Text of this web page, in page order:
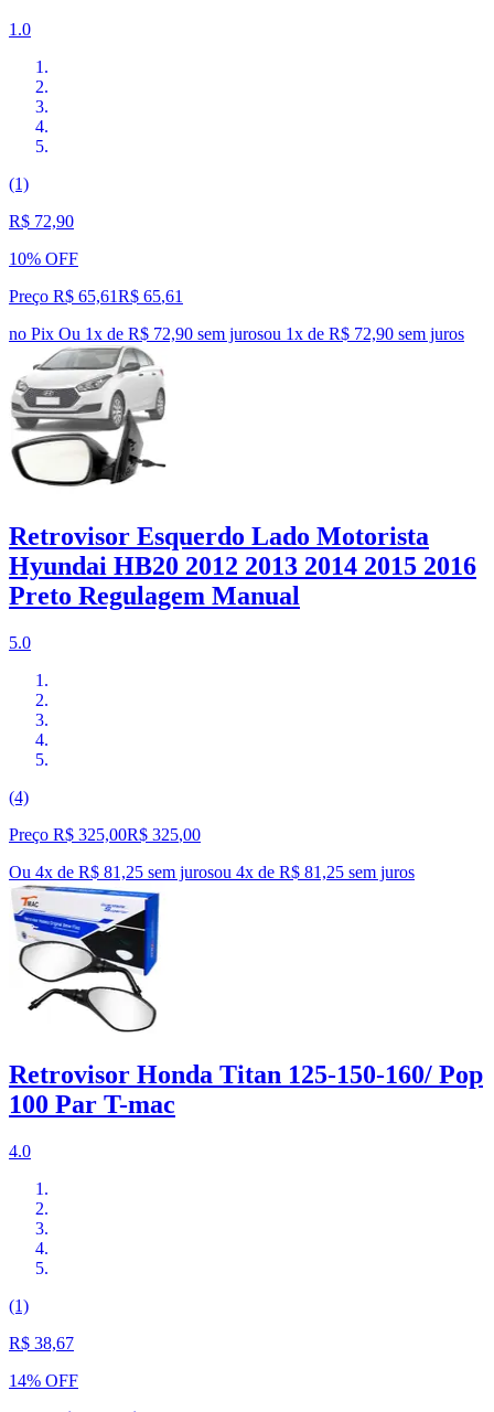
1.0
(1)
R$ 72,90
10% OFF
Preço R$ 65,61R$ 65,61
no Pix Ou 1x de R$ 72,90 sem jurosou 1x de R$ 72,90 sem juros
Retrovisor Esquerdo Lado Motorista
Hyundai HB20 2012 2013 2014 2015 2016
Preto Regulagem Manual
5.0
(4)
Preço R$ 325,00R$ 325,00
Ou 4x de R$ 81,25 sem jurosou 4x de R$ 81,25 sem juros
Retrovisor Honda Titan 125-150-160/ Pop
100 Par T-mac
4.0
(1)
R$ 38,67
14% OFF